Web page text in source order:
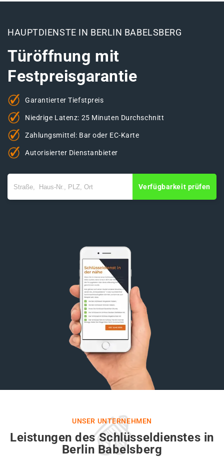
HAUPTDIENSTE IN BERLIN BABELSBERG
Türöffnung mit
Festpreisgarantie
Garantierter Tiefstpreis
Niedrige Latenz: 25 Minuten Durchschnitt
Zahlungsmittel: Bar oder EC-Karte
Autorisierter Dienstanbieter
Verfügbarkeit prüfen
UNSER UNTERNEHMEN
Leistungen des Schlüsseldienstes in
Berlin Babelsberg